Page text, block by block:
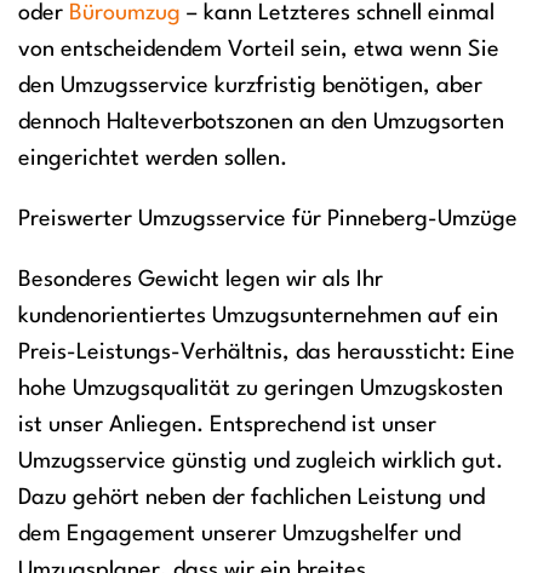
oder Büroumzug – kann Letzteres schnell einmal
von entscheidendem Vorteil sein, etwa wenn Sie
den Umzugsservice kurzfristig benötigen, aber
dennoch Halteverbotszonen an den Umzugsorten
eingerichtet werden sollen.
Preiswerter Umzugsservice für Pinneberg-Umzüge
Besonderes Gewicht legen wir als Ihr
kundenorientiertes Umzugsunternehmen auf ein
Preis-Leistungs-Verhältnis, das heraussticht: Eine
hohe Umzugsqualität zu geringen Umzugskosten
ist unser Anliegen. Entsprechend ist unser
Umzugsservice günstig und zugleich wirklich gut.
Dazu gehört neben der fachlichen Leistung und
dem Engagement unserer Umzugshelfer und